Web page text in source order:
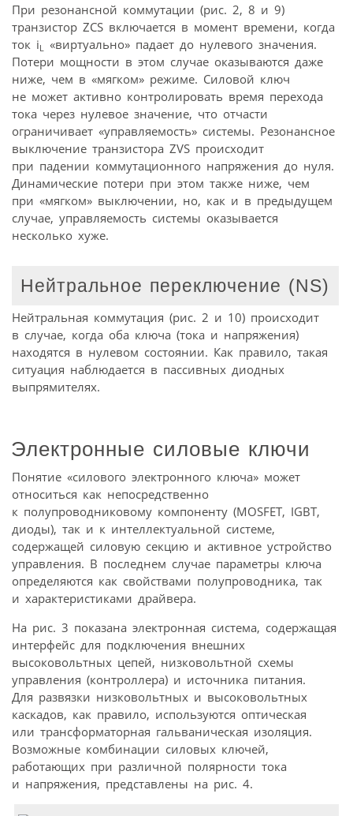
При резонансной коммутации (рис. 2, 8 и 9)
транзистор ZCS включается в момент времени, когда
ток iL
«виртуально» падает до нулевого значения.
Потери мощности в этом случае оказываются даже
ниже, чем в «мягком» режиме. Силовой ключ
не может активно контролировать время перехода
тока через нулевое значение, что отчасти
ограничивает «управляемость» системы. Резонансное
выключение транзистора ZVS происходит
при падении коммутационного напряжения до нуля.
Динамические потери при этом также ниже, чем
при «мягком» выключении, но, как и в предыдущем
случае, управляемость системы оказывается
несколько хуже.
Нейтральное переключение (NS)
Нейтральная коммутация (рис. 2 и 10) происходит
в случае, когда оба ключа (тока и напряжения)
находятся в нулевом состоянии. Как правило, такая
ситуация наблюдается в пассивных диодных
выпрямителях.
Электронные силовые ключи
Понятие «силового электронного ключа» может
относиться как непосредственно
к полупроводниковому компоненту (MOSFET, IGBT,
диоды), так и к интеллектуальной системе,
содержащей силовую секцию и активное устройство
управления. В последнем случае параметры ключа
определяются как свойствами полупроводника, так
и характеристиками драйвера.
На рис. 3 показана электронная система, содержащая
интерфейс для подключения внешних
высоковольтных цепей, низковольтной схемы
управления (контроллера) и источника питания.
Для развязки низковольтных и высоковольтных
каскадов, как правило, используются оптическая
или трансформаторная гальваническая изоляция.
Возможные комбинации силовых ключей,
работающих при различной полярности тока
и напряжения, представлены на рис. 4.